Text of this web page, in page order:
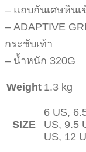
– แถบกันเศษหินเ
– ADAPTIVE
กระชับเท้า
– น้ำหนัก 320G
Weight 1.3 kg
SIZE
6 US,
US, 9.5
US, 12